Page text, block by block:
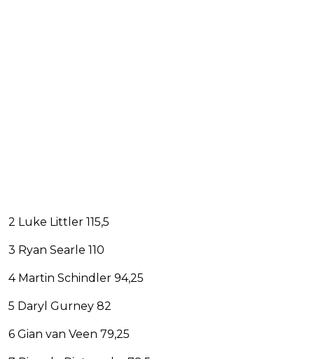
2 Luke Littler 115,5
3 Ryan Searle 110
4 Martin Schindler 94,25
5 Daryl Gurney 82
6 Gian van Veen 79,25